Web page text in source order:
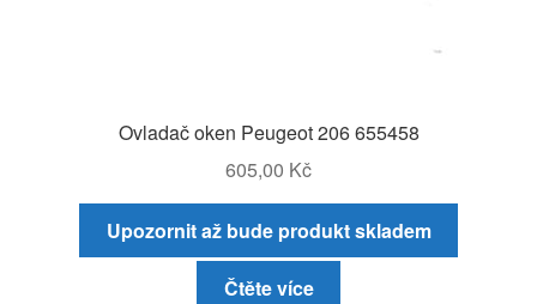
Ovladač oken Peugeot 206 655458
605,00 Kč
Upozornit až bude produkt skladem
Čtěte více